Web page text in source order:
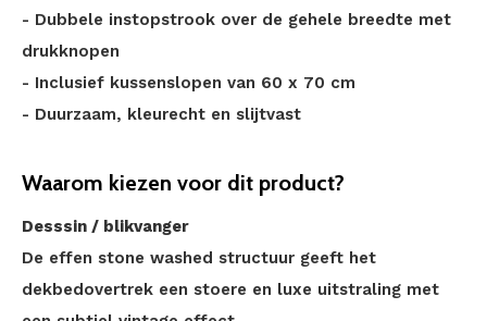
- Dubbele instopstrook over de gehele breedte met
drukknopen
- Inclusief kussenslopen van 60 x 70 cm
- Duurzaam, kleurecht en slijtvast
Waarom kiezen voor dit product?
Desssin / blikvanger
De effen stone washed structuur geeft het
dekbedovertrek een stoere en luxe uitstraling met